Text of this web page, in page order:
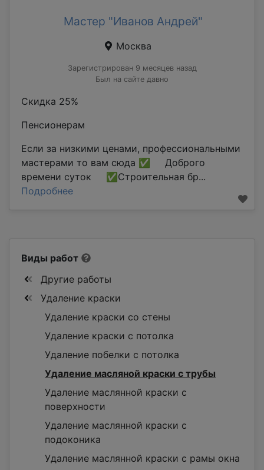
Мастер "Иванов Андрей"
Москва
Зарегистрирован 9 месяцев назад
Был на сайте давно
Скидка 25%
Пенсионерам
Если за низкими ценами, профессиональными
мастерами то вам сюда ✅ Доброго
времени суток ✅Строительная бр...
Подробнее
Виды работ
Другие работы
Удаление краски
Удаление краски со стены
Удаление краски с потолка
Удаление побелки с потолка
Удаление масляной краски с трубы
Удаление маслянной краски с
поверхности
Удаление маслянной краски с
подоконика
Удаление маслянной краски с рамы окна